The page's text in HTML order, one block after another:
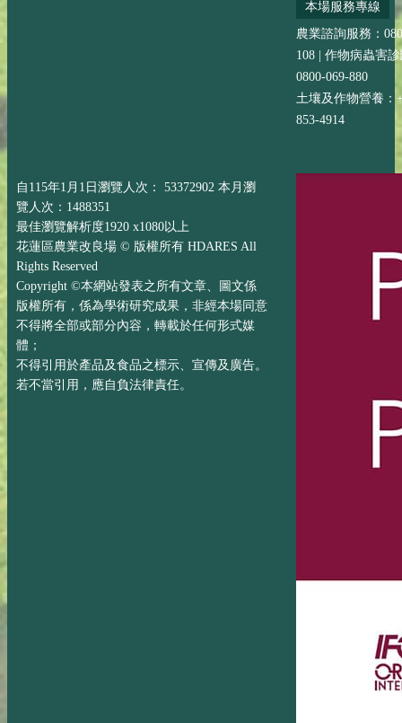
本場服務專線
農業諮詢服務：
108 | 作物病蟲害
0800-069-880
土壤及作物營養：
853-4914
自115年1月1日瀏覽人次： 53372902 本月瀏
覽人次：1488351
最佳瀏覽解析度1920 x1080以上
花蓮區農業改良場 © 版權所有 HDARES All
Rights Reserved
Copyright ©本網站發表之所有文章、圖文係
版權所有，係為學術研究成果，非經本場同意
不得將全部或部分內容，轉載於任何形式媒
體；
不得引用於產品及食品之標示、宣傳及廣告。
若不當引用，應自負法律責任。